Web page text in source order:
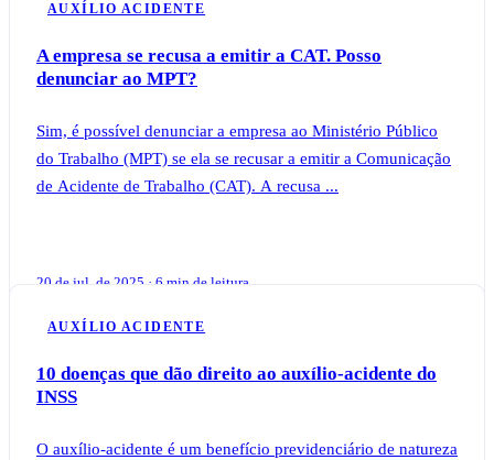
AUXÍLIO ACIDENTE
A empresa se recusa a emitir a CAT. Posso
denunciar ao MPT?
Sim, é possível denunciar a empresa ao Ministério Público
do Trabalho (MPT) se ela se recusar a emitir a Comunicação
de Acidente de Trabalho (CAT). A recusa ...
20 de jul. de 2025 · 6 min de leitura
AUXÍLIO ACIDENTE
10 doenças que dão direito ao auxílio-acidente do
INSS
O auxílio-acidente é um benefício previdenciário de natureza